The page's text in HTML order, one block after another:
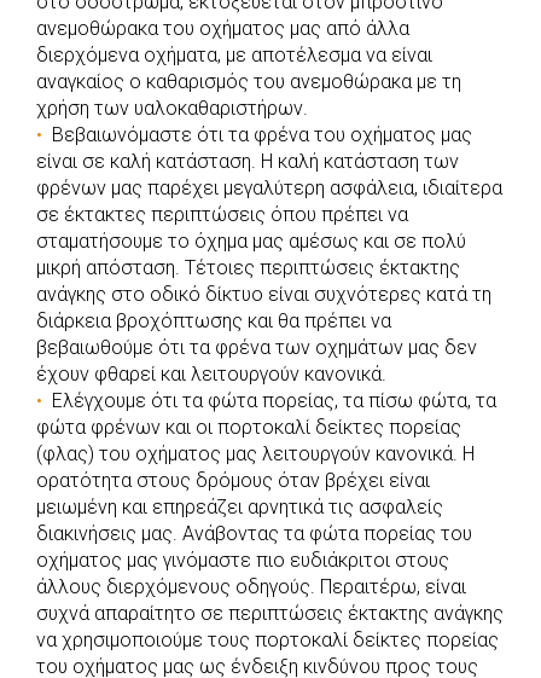
ανεμοθώρακα του οχήματος μας από άλλα
διερχόμενα οχήματα, με αποτέλεσμα να είναι
αναγκαίος ο καθαρισμός του ανεμοθώρακα με τη
χρήση των υαλοκαθαριστήρων.
Βεβαιωνόμαστε ότι τα φρένα του οχήματος μας
είναι σε καλή κατάσταση. Η καλή κατάσταση των
φρένων μας παρέχει μεγαλύτερη ασφάλεια, ιδιαίτερα
σε έκτακτες περιπτώσεις όπου πρέπει να
σταματήσουμε το όχημα μας αμέσως και σε πολύ
μικρή απόσταση. Τέτοιες περιπτώσεις έκτακτης
ανάγκης στο οδικό δίκτυο είναι συχνότερες κατά τη
διάρκεια βροχόπτωσης και θα πρέπει να
βεβαιωθούμε ότι τα φρένα των οχημάτων μας δεν
έχουν φθαρεί και λειτουργούν κανονικά.
Ελέγχουμε ότι τα φώτα πορείας, τα πίσω φώτα, τα
φώτα φρένων και οι πορτοκαλί δείκτες πορείας
(φλας) του οχήματος μας λειτουργούν κανονικά. Η
ορατότητα στους δρόμους όταν βρέχει είναι
μειωμένη και επηρεάζει αρνητικά τις ασφαλείς
διακινήσεις μας. Ανάβοντας τα φώτα πορείας του
οχήματος μας γινόμαστε πιο ευδιάκριτοι στους
άλλους διερχόμενους οδηγούς. Περαιτέρω, είναι
συχνά απαραίτητο σε περιπτώσεις έκτακτης ανάγκης
να χρησιμοποιούμε τους πορτοκαλί δείκτες πορείας
του οχήματος μας ως ένδειξη κινδύνου προς τους